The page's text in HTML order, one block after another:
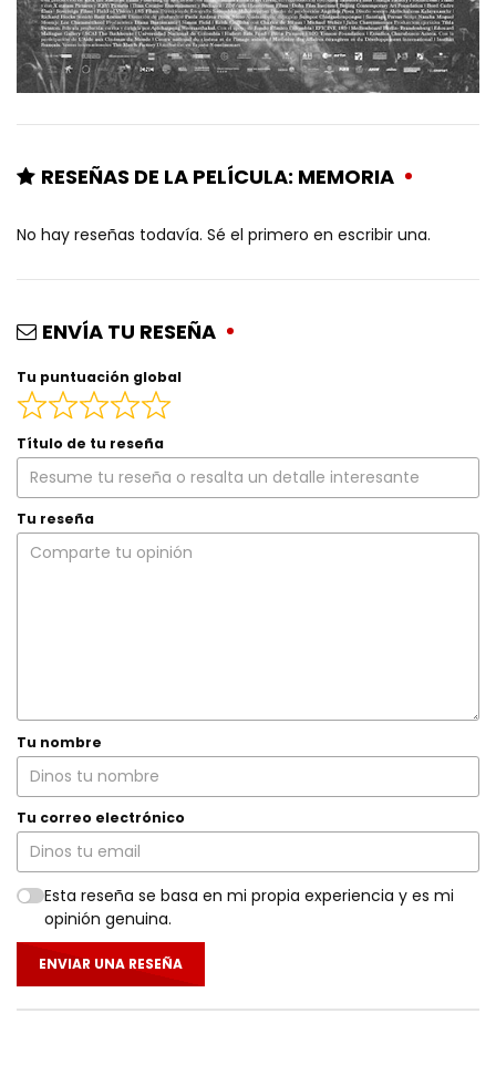
RESEÑAS DE LA PELÍCULA: MEMORIA
No hay reseñas todavía. Sé el primero en escribir una.
ENVÍA TU RESEÑA
Tu puntuación global
Título de tu reseña
Tu reseña
Tu nombre
Tu correo electrónico
Esta reseña se basa en mi propia experiencia y es mi
opinión genuina.
ENVIAR UNA RESEÑA